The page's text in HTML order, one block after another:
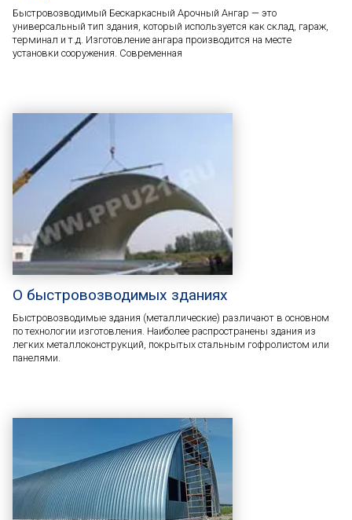
Быстровозводимый Бескаркасный Арочный Ангар — это
универсальный тип здания, который используется как склад, гараж,
терминал и т.д. Изготовление ангара производится на месте
установки сооружения. Современная
О быстровозводимых зданиях
Быстровозводимые здания (металлические) различают в основном
по технологии изготовления. Наиболее распространены здания из
легких металлоконструкций, покрытых стальным гофролистом или
панелями.